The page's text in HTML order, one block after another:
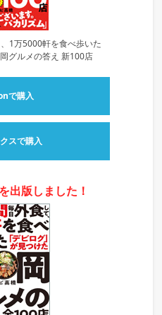
1万5000軒を食べ歩いた
グルメの答え 新100店
で購入
スで購入
出版しました！